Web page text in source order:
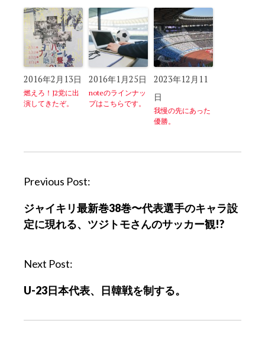
2016年2月13日
燃えろ！J2党に出
演してきたぞ。
2016年1月25日
noteのラインナッ
プはこちらです。
2023年12月11
日
我慢の先にあった
優勝。
P
s
t
a
i
Previous Post:
ジャイキリ最新巻38巻〜代表選手のキャラ設
定に現れる、ツジトモさんのサッカー観!?
Next Post:
U-23日本代表、日韓戦を制する。